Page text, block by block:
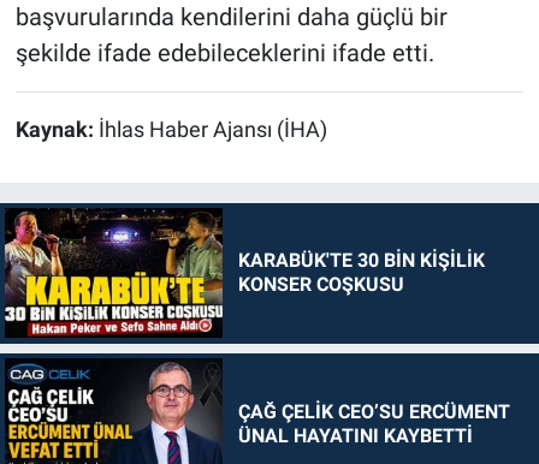
başvurularında kendilerini daha güçlü bir
şekilde ifade edebileceklerini ifade etti.
Kaynak: İhlas Haber Ajansı (İHA)
KARABÜK'TE 30 BİN KİŞİLİK
KONSER COŞKUSU
ÇAĞ ÇELİK CEO’SU ERCÜMENT
ÜNAL HAYATINI KAYBETTİ